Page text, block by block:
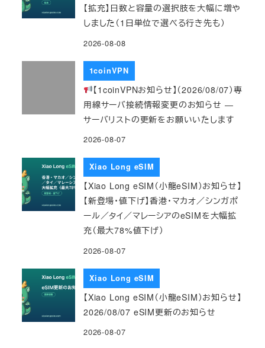
【拡充】日数と容量の選択肢を大幅に増や
しました（1日単位で選べる行き先も）
2026-08-08
1coinVPN
【1coinVPNお知らせ】（2026/08/07）専
用線サーバ接続情報変更のお知らせ ―
サーバリストの更新をお願いいたします
2026-08-07
Xiao Long eSIM
【Xiao Long eSIM（小龍eSIM）お知らせ】
【新登場・値下げ】香港・マカオ／シンガポ
ール／タイ／マレーシアのeSIMを大幅拡
充（最大78%値下げ）
2026-08-07
Xiao Long eSIM
【Xiao Long eSIM（小龍eSIM）お知らせ】
2026/08/07 eSIM更新のお知らせ
2026-08-07